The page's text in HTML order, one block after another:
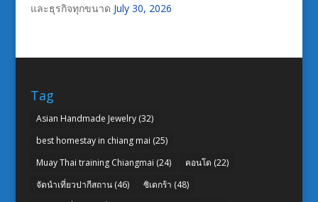
และธุรกิจทุกขนาด July 30, 2026
Tag
Asian Handmade Jewelry(32)
best homestay in chiang mai (25)
Muay Thai training Chiangmai (24) คอนโด (22)
จัดนำเที่ยวปากีสถาน(46) ซิเดกร้า (48)